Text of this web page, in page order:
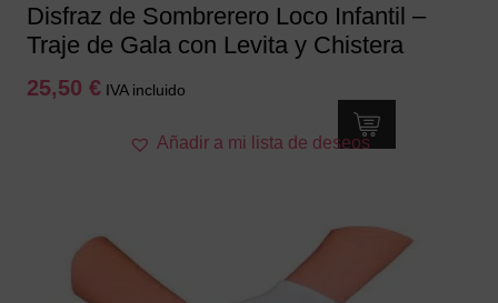
Disfraz de Sombrerero Loco Infantil –
Traje de Gala con Levita y Chistera
25,50 € IVA incluido
producto
opciones
Añadir a mi lista de deseos